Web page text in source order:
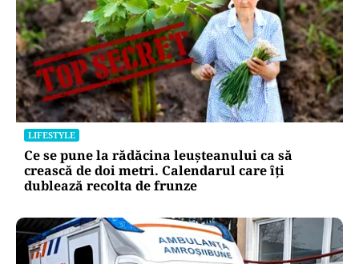
LIFESTYLE
Ce se pune la rădăcina leușteanului ca să
crească de doi metri. Calendarul care îți
dublează recolta de frunze